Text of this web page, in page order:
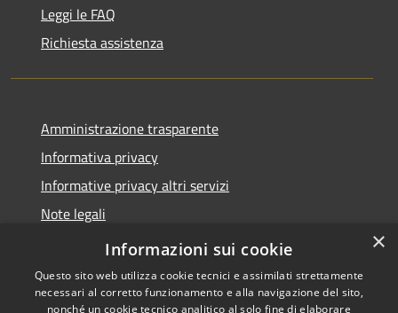
Leggi le FAQ
Richiesta assistenza
Amministrazione trasparente
Informativa privacy
Informative privacy altri servizi
Note legali
Dichiarazione di accessibilità
×
Informazioni sui cookie
Questo sito web utilizza cookie tecnici e assimilati strettamente
necessari al corretto funzionamento e alla navigazione del sito,
nonché un cookie tecnico analitico al solo fine di elaborare